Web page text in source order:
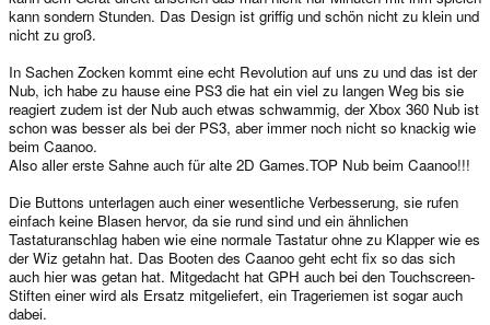
kann sondern Stunden. Das Design ist griffig und schön nicht zu klein und
nicht zu groß.
In Sachen Zocken kommt eine echt Revolution auf uns zu und das ist der
Nub, ich habe zu hause eine PS3 die hat ein viel zu langen Weg bis sie
reagiert zudem ist der Nub auch etwas schwammig, der Xbox 360 Nub ist
schon was besser als bei der PS3, aber immer noch nicht so knackig wie
beim Caanoo.
Also aller erste Sahne auch für alte 2D Games.TOP Nub beim Caanoo!!!
Die Buttons unterlagen auch einer wesentliche Verbesserung, sie rufen
einfach keine Blasen hervor, da sie rund sind und ein ähnlichen
Tastaturanschlag haben wie eine normale Tastatur ohne zu Klapper wie es
der Wiz getahn hat. Das Booten des Caanoo geht echt fix so das sich
auch hier was getan hat. Mitgedacht hat GPH auch bei den Touchscreen-
Stiften einer wird als Ersatz mitgeliefert, ein Trageriemen ist sogar auch
dabei.